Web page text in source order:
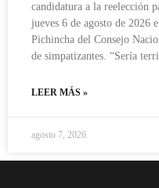
candidatura a la reelección
jueves 6 de agosto de 2026
Pichincha del Consejo
de simpatizantes. “Sería
LEER MÁS »
agosto 7, 2026